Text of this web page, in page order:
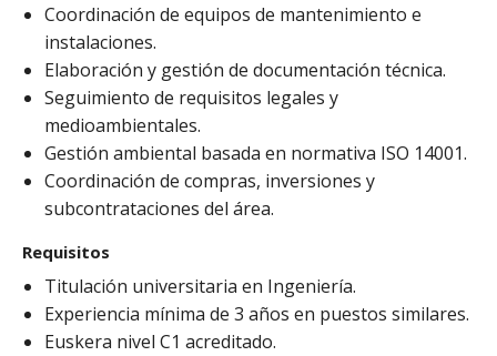
Coordinación de equipos de mantenimiento e
instalaciones.
Elaboración y gestión de documentación técnica.
Seguimiento de requisitos legales y
medioambientales.
Gestión ambiental basada en normativa ISO 14001.
Coordinación de compras, inversiones y
subcontrataciones del área.
Requisitos
Titulación universitaria en Ingeniería.
Experiencia mínima de 3 años en puestos similares.
Euskera nivel C1 acreditado.